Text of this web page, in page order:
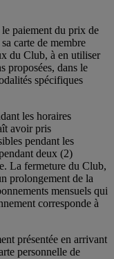
paiement du prix de
carte de membre
du Club, à en utiliser
proposées, dans le
spécifiques
les horaires
avoir pris
pendant les
deux (2)
La fermeture du Club,
prolongement de la
mensuels qui
corresponde à
présentée en arrivant
personnelle de